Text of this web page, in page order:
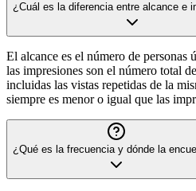
¿Cuál es la diferencia entre alcance e
El alcance es el número de personas
las impresiones son el número total
incluidas las vistas repetidas de la
siempre es menor o igual que las
¿Qué es la frecuencia y dónde la